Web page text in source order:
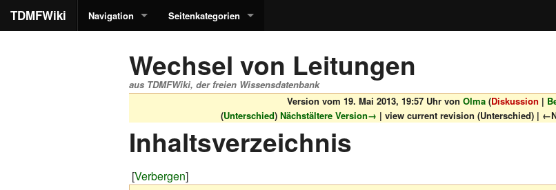
TDMFWiki Navigation Seitenkategorien
Wechsel von Leitungen
aus TDMFWiki, der freien Wissensdatenbank
Version vom 19. Mai 2013, 19:57 Uhr von Olma (Diskussion |
(Unterschied) Nächstältere Version→ | view current revision (Unterschied) |
Inhaltsverzeichnis
[Verbergen]